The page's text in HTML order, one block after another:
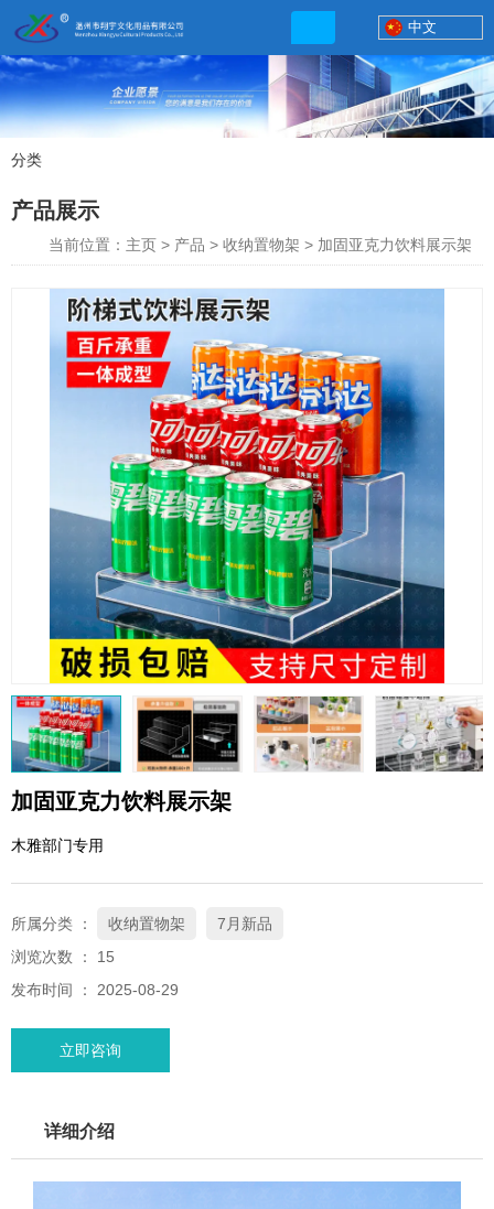
联系电话
13506777830
网店地址:
http://xybp.tmall.com http://wzxybp.1688.com
xybp@qq.com
中文
分类
产品展示
当前位置：主页 > 产品 > 收纳置物架 > 加固亚克力饮料展示架
加固亚克力饮料展示架
木雅部门专用
所属分类 ： 收纳置物架
7月新品
浏览次数 ： 15
发布时间 ： 2025-08-29
立即咨询
详细介绍